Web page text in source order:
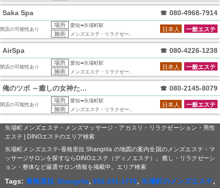
Saka Spa ☎ 080-4968-7914
閉店の可能性あり
場所 愛知➠矢場町駅
施術 メンズエステ・リラクゼー..
一般エステ
日本人
AirSpa ☎ 080-4226-1238
閉店の可能性あり
場所 愛知➠矢場町駅
施術 メンズエステ・リラクゼー..
一般エステ
日本人
俺のツボ ～癒しの女神たち～ ☎ 080-2145-8079
閉店の可能性あり
場所 愛知➠矢場町駅
施術 メンズエステ・リラクゼー..
一般エステ
日本人
矢場町メンズエステ・メンズマッサージ・アカスリ・リラクゼーション・男性
エステ | DINOエステのエリア検索
矢場町メンズエステ-香格里拉 Shangrila の地図の案内全国のメンズエステ・マ
ッサージサロンを探すならDINOエステ（ディノエステ）。癒し・リラクゼーシ
ョン・整体など厳選サロン情報を掲載中。エリア検索
Tags: 香格里拉 Shangrila,052-241-1776, 矢場町のメンズエステ,